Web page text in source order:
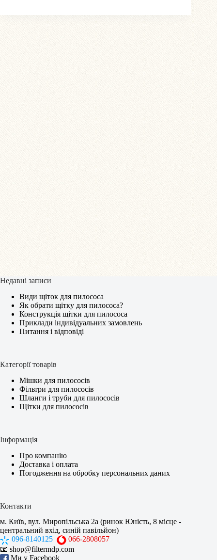
Недавні записи
Види щіток для пилососа
Як обрати щітку для пилососа?
Конструкція щітки для пилососа
Приклади індивідуальних замовлень
Питання і відповіді
Категорії товарів
Мішки для пилососів
Фільтри для пилососів
Шланги і труби для пилососів
Щітки для пилососів
Інформація
Про компанію
Доставка і оплата
Погодження на обробку персональних даних
Контакти
м. Київ, вул. Миропільська 2а (ринок Юність, 8 місце -
центральний вхід, синій павільйон)
096-8140125
066-2808057
📧 shop@filtermdp.com
Ми у Facebook